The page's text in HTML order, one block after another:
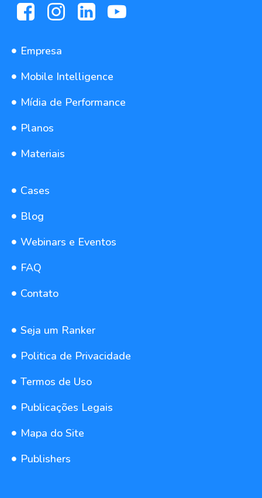
Empresa
Mobile Intelligence
Mídia de Performance
Planos
Materiais
Cases
Blog
Webinars e Eventos
FAQ
Contato
Seja um Ranker
Politica de Privacidade
Termos de Uso
Publicações Legais
Mapa do Site
Publishers